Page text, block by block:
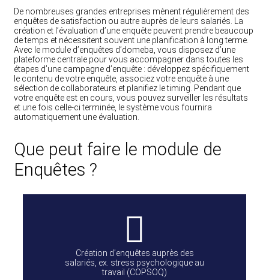
De nombreuses grandes entreprises mènent régulièrement des
enquêtes de satisfaction ou autre auprès de leurs salariés. La
création et l’évaluation d’une enquête peuvent prendre beaucoup
de temps et nécessitent souvent une planification à long terme.
Avec le module d’enquêtes d’domeba, vous disposez d’une
plateforme centrale pour vous accompagner dans toutes les
étapes d’une campagne d’enquête : développez spécifiquement
le contenu de votre enquête, associez votre enquête à une
sélection de collaborateurs et planifiez le timing. Pendant que
votre enquête est en cours, vous pouvez surveiller les résultats
et une fois celle-ci terminée, le système vous fournira
automatiquement une évaluation.
Que peut faire le module de
Enquêtes ?
Création d’enquêtes auprès des
salariés, ex. stress psychologique au
travail (COPSOQ)